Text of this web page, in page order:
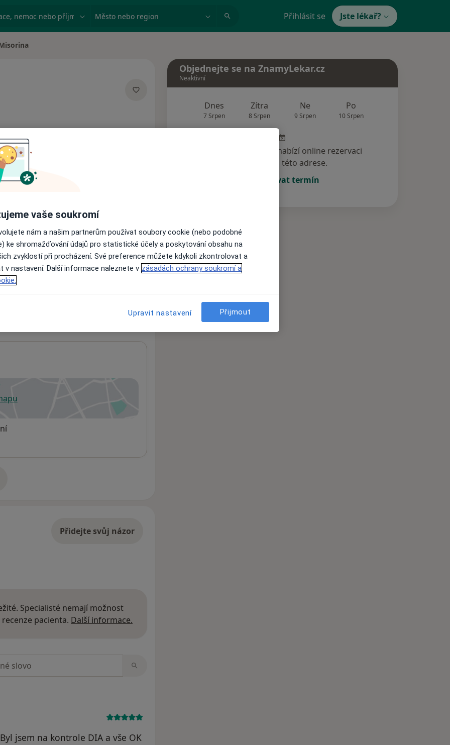
nemoc nebo příjmení Město nebo region Přihlásit se Jste lékař?
nejsou k dispozici
informace o svých službách.
v nové záložce
Přidejte svůj názor
Specialisté nemají možnost
pacienta. Další informace.
jsem na kontrole DIA a vše OK
Objednejte se na ZnamyLekar.cz
Neaktivní
Dnes
7 Srpen
Zítra
8 Srpen
Ne
9 Srpen
Po
10 Srpen
Tento specialista nenabízí online rezervaci
termínu na této adrese.
Rezervovat termín
vaše soukromí
nám a našim partnerům používat soubory cookie (nebo podobné
ke shromažďování údajů pro statistické účely a poskytování obsahu na
zvyklostí při procházení. Své preference můžete kdykoli zkontrolovat a
v nastavení. Další informace naleznete v zásadách ochrany soukromí a
Upravit nastavení Přijmout